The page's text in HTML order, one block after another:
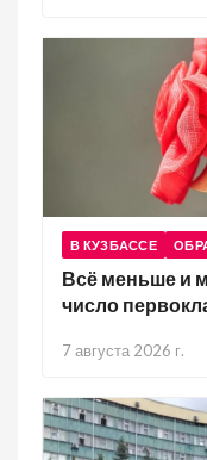
В КУЗБАССЕ
Всё меньше и
число
7 августа 2026 г.